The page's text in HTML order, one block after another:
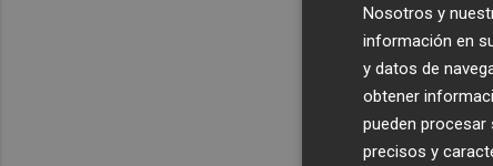
Nosotros y
información en
y datos de
obtener
pueden
precisos y